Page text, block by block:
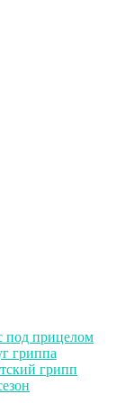
под прицелом
гриппа
грипп